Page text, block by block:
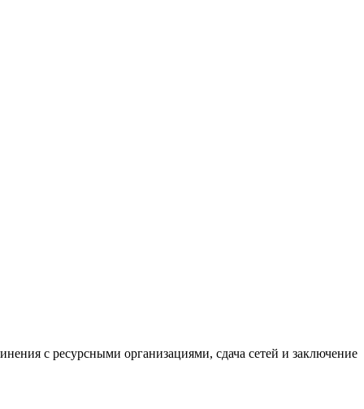
с ресурсными организациями, сдача сетей и заключение